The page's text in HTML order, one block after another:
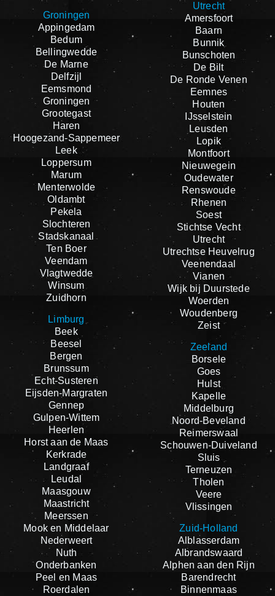
Groningen
Appingedam
Bedum
Bellingwedde
De Marne
Delfzijl
Eemsmond
Groningen
Grootegast
Haren
Hoogezand-Sappemeer
Leek
Loppersum
Marum
Menterwolde
Oldambt
Pekela
Slochteren
Stadskanaal
Ten Boer
Veendam
Vlagtwedde
Winsum
Zuidhorn
Limburg
Beek
Beesel
Bergen
Brunssum
Echt-Susteren
Eijsden-Margraten
Gennep
Gulpen-Wittem
Heerlen
Horst aan de Maas
Kerkrade
Landgraaf
Leudal
Maasgouw
Maastricht
Meerssen
Mook en Middelaar
Nederweert
Nuth
Onderbanken
Peel en Maas
Roerdalen
Utrecht
Amersfoort
Baarn
Bunnik
Bunschoten
De Bilt
De Ronde Venen
Eemnes
Houten
IJsselstein
Leusden
Lopik
Montfoort
Nieuwegein
Oudewater
Renswoude
Rhenen
Soest
Stichtse Vecht
Utrecht
Utrechtse Heuvelrug
Veenendaal
Vianen
Wijk bij Duurstede
Woerden
Woudenberg
Zeist
Zeeland
Borsele
Goes
Hulst
Kapelle
Middelburg
Noord-Beveland
Reimerswaal
Schouwen-Duiveland
Sluis
Terneuzen
Tholen
Veere
Vlissingen
Zuid-Holland
Alblasserdam
Albrandswaard
Alphen aan den Rijn
Barendrecht
Binnenmaas